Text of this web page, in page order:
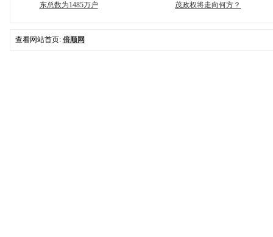
东总数为1485万户
茂政权将走向何方？
查看网站首页: 倍顺网